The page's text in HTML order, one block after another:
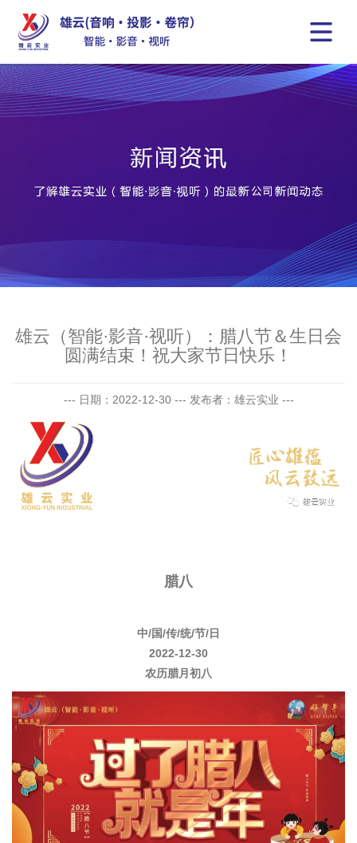
雄云（智能·影音·视听）：腊八节＆生日会
圆满结束！祝大家节日快乐！
--- 日期：2022-12-30 --- 发布者：雄云实业 ---
腊八
中/国/传/统/节/日
2022-12-30
农历腊月初八